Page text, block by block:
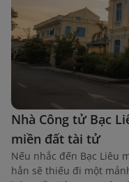
Nhà Công tử Bạc
miền đất tài tử
Nếu nhắc đến Bạc Liêu
hẳn sẽ thiếu đi một